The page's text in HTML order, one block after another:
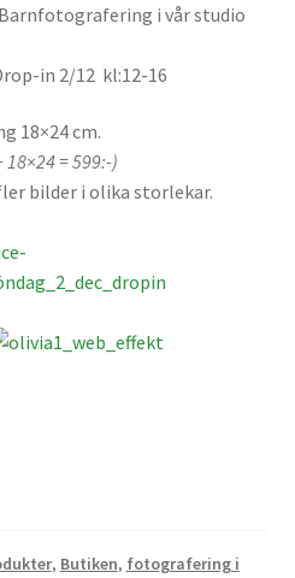
i vår studio
in 2/12 kl:12-16
18×24 cm.
= 599:-)
bilder i olika storlekar.
, Butiken, fotografering i